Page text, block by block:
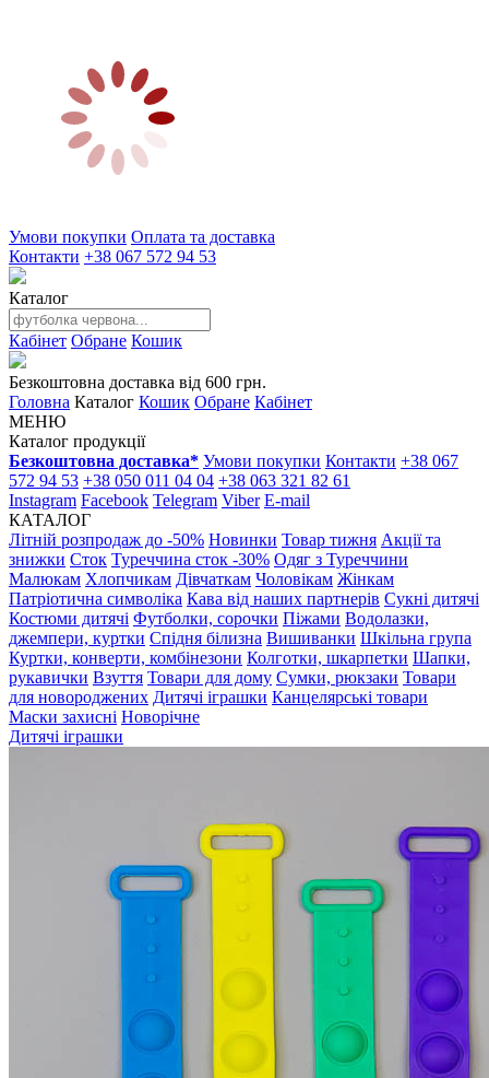
Умови покупки Оплата та доставка
Контакти +38 067 572 94 53
Каталог
Кабінет Обране Кошик
Безкоштовна доставка від 600 грн.
Головна Каталог Кошик Обране Кабінет
МЕНЮ
Каталог продукції
Безкоштовна доставка* Умови покупки Контакти +38 067
572 94 53 +38 050 011 04 04 +38 063 321 82 61
Instagram Facebook Telegram Viber E-mail
КАТАЛОГ
Літній розпродаж до -50% Новинки Товар тижня Акції та
знижки Сток Туреччина сток -30% Одяг з Туреччини
Малюкам Хлопчикам Дівчаткам Чоловікам Жінкам
Патріотична символіка Кава від наших партнерів Сукні дитячі
Костюми дитячі Футболки, сорочки Піжами Водолазки,
джемпери, куртки Спідня білизна Вишиванки Шкільна група
Куртки, конверти, комбінезони Колготки, шкарпетки Шапки,
рукавички Взуття Товари для дому Сумки, рюкзаки Товари
для новороджених Дитячі іграшки Канцелярські товари
Маски захисні Новорічне
Дитячі іграшки